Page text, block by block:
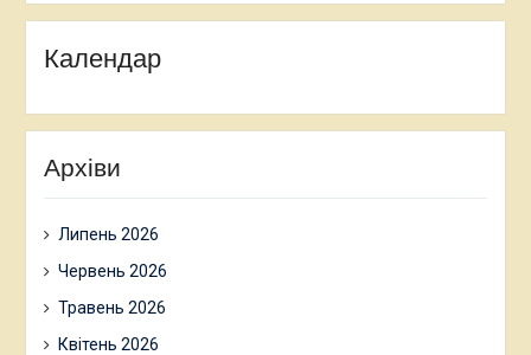
Календар
Архіви
Липень 2026
Червень 2026
Травень 2026
Квітень 2026